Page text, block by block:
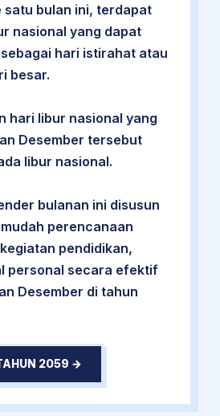
satu bulan ini, terdapat
nasional yang dapat
hari istirahat atau
besar.
hari libur nasional yang
Desember tersebut
libur nasional.
bulanan ini disusun
perencanaan
pendidikan,
personal secara efektif
Desember di tahun
2059 →